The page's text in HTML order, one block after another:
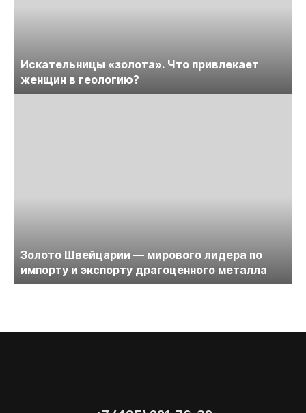
Искательницы «золота». Что привлекает
женщин в геологию?
Золото Швейцарии — мирового лидера по
импорту и экспорту драгоценного металла